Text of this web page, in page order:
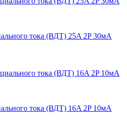
тока (ВДТ) 25A 2P 30мА
тока (ВДТ) 16A 2P 10мА